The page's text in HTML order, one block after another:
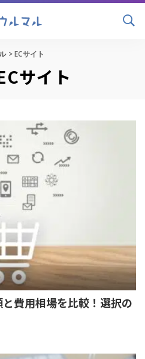
>ECサイト
サイト
費用相場を比較！選択の